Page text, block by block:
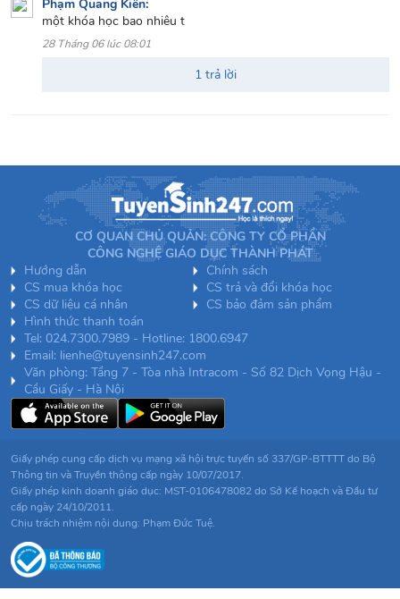
Phạm Quang Kiên:
một khóa học bao nhiêu t
28 Tháng 06 lúc 08:01
1 trả lời
CƠ QUAN CHỦ QUẢN: CÔNG TY CỔ PHẦN
CÔNG NGHỆ GIÁO DỤC THÀNH PHÁT
Hướng dẫn
Chính sách
CS mua khóa học
CS trả và đổi khóa học
CS dữ liệu cá nhân
CS bảo đảm sản phẩm
Hình thức thanh toán
Tel: 024.7300.7989 - Hotline: 1800.6947
Email: lienhe@tuyensinh247.com
Văn phòng: Tầng 7 - Tòa nhà Intracom - Số 82 Dịch Vọng Hậu -
Cầu Giấy - Hà Nội
Giấy phép cung cấp dịch vụ mạng xã hội trực tuyến số 337/GP-BTTTT do Bộ
Thông tin và Truyền thông cấp ngày 10/07/2017.
Giấy phép kinh doanh giáo dục: MST-0106478082 do Sở Kế hoạch và Đầu tư
cấp ngày 24/10/2011.
Chịu trách nhiệm nội dung: Phạm Đức Tuệ.